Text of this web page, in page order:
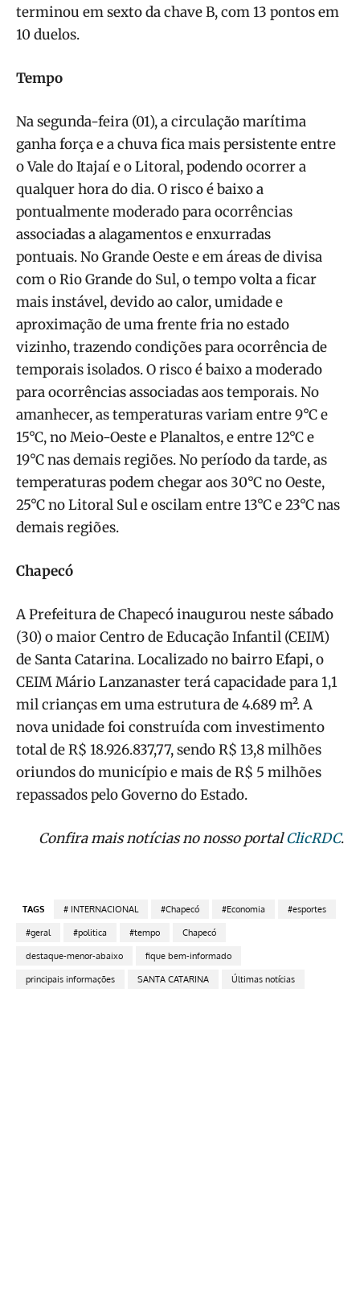
terminou em sexto da chave B, com 13 pontos em
10 duelos.
Tempo
Na segunda-feira (01), a circulação marítima
ganha força e a chuva fica mais persistente entre
o Vale do Itajaí e o Litoral, podendo ocorrer a
qualquer hora do dia. O risco é baixo a
pontualmente moderado para ocorrências
associadas a alagamentos e enxurradas
pontuais. No Grande Oeste e em áreas de divisa
com o Rio Grande do Sul, o tempo volta a ficar
mais instável, devido ao calor, umidade e
aproximação de uma frente fria no estado
vizinho, trazendo condições para ocorrência de
temporais isolados. O risco é baixo a moderado
para ocorrências associadas aos temporais. No
amanhecer, as temperaturas variam entre 9°C e
15°C, no Meio-Oeste e Planaltos, e entre 12°C e
19°C nas demais regiões. No período da tarde, as
temperaturas podem chegar aos 30°C no Oeste,
25°C no Litoral Sul e oscilam entre 13°C e 23°C nas
demais regiões.
Chapecó
A Prefeitura de Chapecó inaugurou neste sábado
(30) o maior Centro de Educação Infantil (CEIM)
de Santa Catarina. Localizado no bairro Efapi, o
CEIM Mário Lanzanaster terá capacidade para 1,1
mil crianças em uma estrutura de 4.689 m². A
nova unidade foi construída com investimento
total de R$ 18.926.837,77, sendo R$ 13,8 milhões
oriundos do município e mais de R$ 5 milhões
repassados pelo Governo do Estado.
Confira mais notícias no nosso portalClicRDC.
TAGS # INTERNACIONAL #Chapecó #Economia #esportes
#geral #politica #tempo Chapecó
destaque-menor-abaixo fique bem-informado
principais informações SANTA CATARINA Últimas notícias